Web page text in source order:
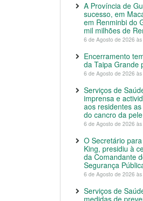
A Província de
sucesso, em
em Renminbi do
mil milhões de
6 de Agosto de 2026
Encerramento
da Taipa Grande
6 de Agosto de 2026
Serviços de
imprensa e
aos residentes
do cancro da pele
6 de Agosto de 2026
O Secretário
King, presidiu à
da Comandante
Segurança
6 de Agosto de 2026 às
Serviços de
medidas de